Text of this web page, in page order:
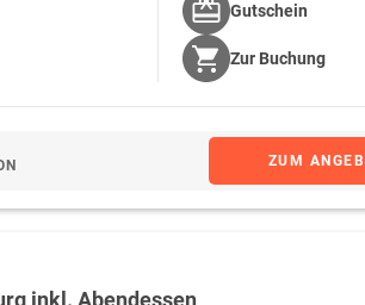
ZUM
Gutschein
Zur Buchung
inkl. Abendessen